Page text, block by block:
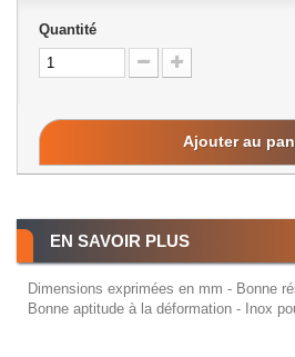
Quantité
Ajouter au
EN SAVOIR PLUS
Dimensions exprimées en mm - Bonne
Bonne aptitude à la déformation - Inox